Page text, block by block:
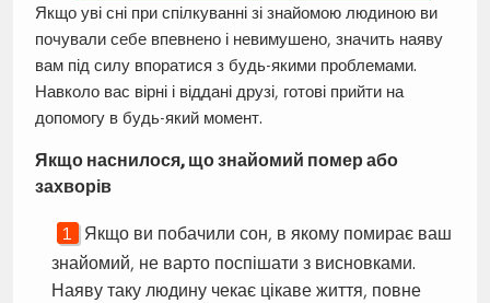
Якщо уві сні при спілкуванні зі знайомою людиною ви
почували себе впевнено і невимушено, значить наяву
вам під силу впоратися з будь-якими проблемами.
Навколо вас вірні і віддані друзі, готові прийти на
допомогу в будь-який момент.
Якщо наснилося, що знайомий помер або
захворів
Якщо ви побачили сон, в якому помирає ваш
знайомий, не варто поспішати з висновками.
Наяву таку людину чекає цікаве життя, повне